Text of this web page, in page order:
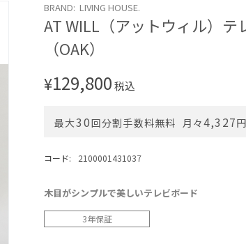
BRAND: LIVING HOUSE.
AT WILL（アットウィル）テ
（OAK）
¥129,800税込
最大30回分割手数料無料 月々4,327
コード: 2100001431037
木目がシンプルで美しいテレビボード
3年保証